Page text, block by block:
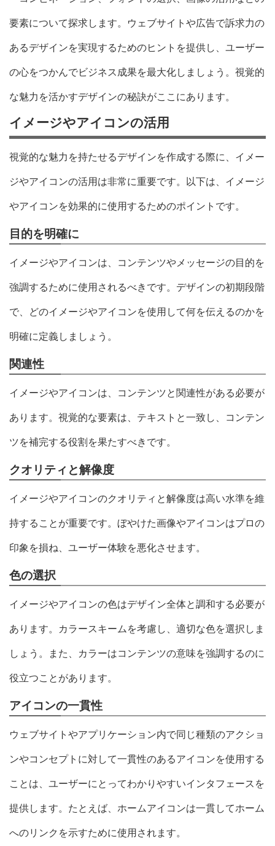
要素について探求します。ウェブサイトや広告で訴求力の
あるデザインを実現するためのヒントを提供し、ユーザー
の心をつかんでビジネス成果を最大化しましょう。視覚的
な魅力を活かすデザインの秘訣がここにあります。
イメージやアイコンの活用
視覚的な魅力を持たせるデザインを作成する際に、イメー
ジやアイコンの活用は非常に重要です。以下は、イメージ
やアイコンを効果的に使用するためのポイントです。
目的を明確に
イメージやアイコンは、コンテンツやメッセージの目的を
強調するために使用されるべきです。デザインの初期段階
で、どのイメージやアイコンを使用して何を伝えるのかを
明確に定義しましょう。
関連性
イメージやアイコンは、コンテンツと関連性がある必要が
あります。視覚的な要素は、テキストと一致し、コンテン
ツを補完する役割を果たすべきです。
クオリティと解像度
イメージやアイコンのクオリティと解像度は高い水準を維
持することが重要です。ぼやけた画像やアイコンはプロの
印象を損ね、ユーザー体験を悪化させます。
色の選択
イメージやアイコンの色はデザイン全体と調和する必要が
あります。カラースキームを考慮し、適切な色を選択しま
しょう。また、カラーはコンテンツの意味を強調するのに
役立つことがあります。
アイコンの一貫性
ウェブサイトやアプリケーション内で同じ種類のアクショ
ンやコンセプトに対して一貫性のあるアイコンを使用する
ことは、ユーザーにとってわかりやすいインタフェースを
提供します。たとえば、ホームアイコンは一貫してホーム
へのリンクを示すために使用されます。